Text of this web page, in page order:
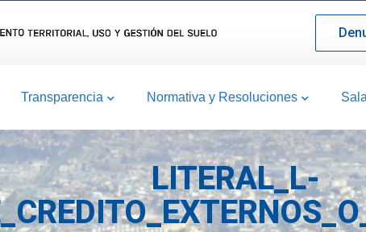
Transparencia Normativa y Resoluciones
LITERAL_L-